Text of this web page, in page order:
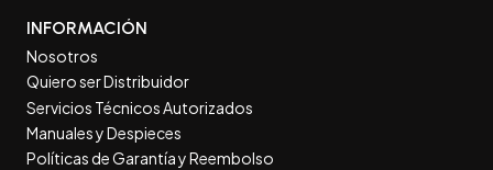
INFORMACIÓN
Nosotros
Quiero ser Distribuidor
Servicios Técnicos Autorizados
Manuales y Despieces
Políticas de Garantía y Reembolso